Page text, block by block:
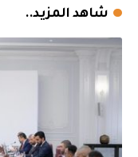
شاهد المزيد..